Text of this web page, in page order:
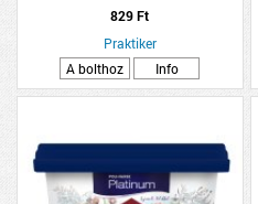
829 Ft
Praktiker
A bolthoz
Info